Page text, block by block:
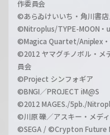
作委員会
©あらゐけいいち・角川書
©Nitroplus/TYPE-MOON・
©Magica Quartet/Aniplex
©2012 ヤマグチノボル・メ
員会
©Project シンフォギア
©BNGI／PROJECT iM@S
©2012 MAGES./5pb./
©川原 礫／アスキー・メデ
©SEGA / ©Crypton Future